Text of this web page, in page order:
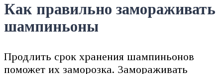
Как правильно замораживать
шампиньоны
Продлить срок хранения шампиньонов
поможет их заморозка. Замораживать